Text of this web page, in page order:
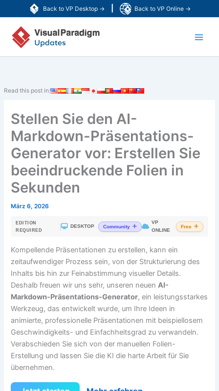
Back to VP Desktop → Back to VP Online →
Inhalt
springen
Read this post in:
Stellen Sie den AI-
Markdown-Präsentations-
Generator vor: Erstellen Sie
beeindruckende Folien in
Sekunden
März 6, 2026
EDITION
REQUIRED
| DESKTOP Community
VP
ONLINE
Free
Kompellende Präsentationen zu erstellen, kann ein
zeitaufwendiger Prozess sein, von der Strukturierung des
Inhalts bis hin zur Feinabstimmung visueller Details.
Deshalb freuen wir uns sehr, unseren neuenAI-
Markdown-Präsentations-Generator, ein leistungsstarkes
Werkzeug, das entwickelt wurde, um Ihre Ideen in
animierte, professionelle Präsentationen mit beispiellosem
Geschwindigkeits- und Einfachheitsgrad zu verwandeln.
Verabschieden Sie sich von der manuellen Folien-
Erstellung und lassen Sie die KI die harte Arbeit für Sie
übernehmen.